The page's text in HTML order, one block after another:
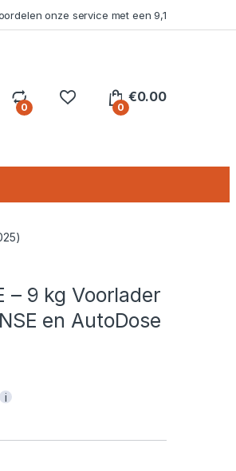
onze service met een 9,1
0 0
€0.00
– 9 kg Voorlader
en AutoDose
i